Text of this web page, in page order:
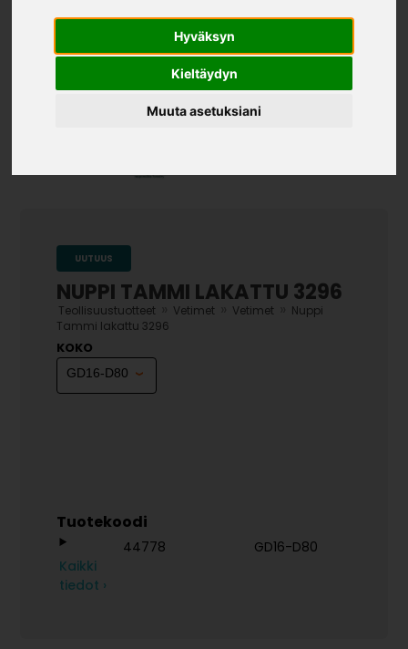
Hyväksyn
Kieltäydyn
Muuta asetuksiani
UUTUUS
NUPPI TAMMI LAKATTU 3296
Teollisuustuotteet Vetimet Vetimet
Nuppi
Tammi lakattu 3296
KOKO
Tuotekoodi
44778
GD16-D80
Kaikki
tiedot ›